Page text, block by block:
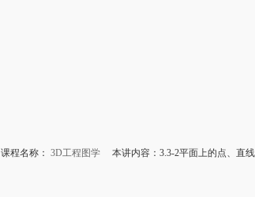
课程名称： 3D工程图学 本讲内容：3.3-2平面上的点、直线